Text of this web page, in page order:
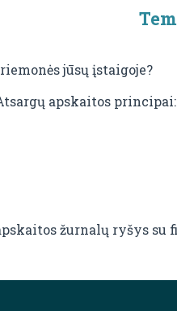
jūsų įstaigoje?
apskaitos principai:
žurnalų ryšys su